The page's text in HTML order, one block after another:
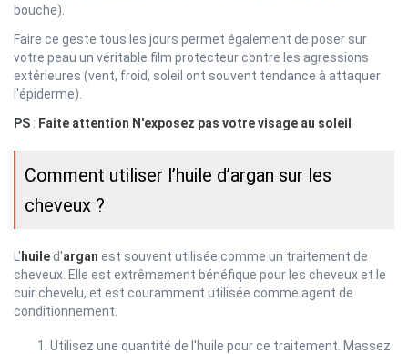
bouche).
Faire ce geste tous les jours permet également de poser sur
votre peau un véritable film protecteur contre les agressions
extérieures (vent, froid, soleil ont souvent tendance à attaquer
l'épiderme).
PS : Faite attention N'exposez pas votre visage au soleil
Comment utiliser l’huile d’argan sur les
cheveux ?
L' huiled'argan est souvent utilisée comme un traitement de
cheveux. Elle est extrêmement bénéfique pour les cheveux et le
cuir chevelu, et est couramment utilisée comme agent de
conditionnement.
Utilisez une quantité de l'huile pour ce traitement. Massez